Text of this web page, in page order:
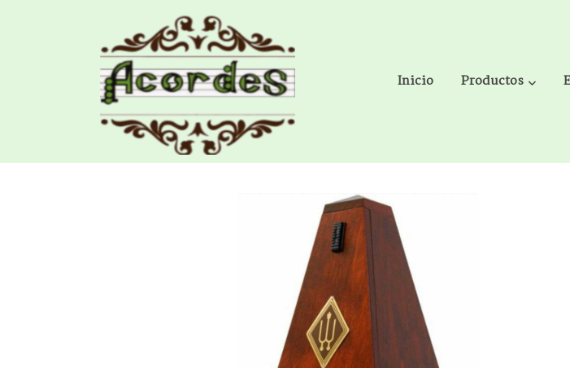
Inicio Productos
Productos Metronomo Wittner 811 Madera Color Caoba Brillante